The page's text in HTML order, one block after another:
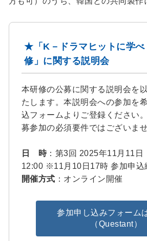
★「K－ドラマヒットに学べ
修」に関する説明会
本研修の公募に関する説明会を
たします。本説明会への参加を
込フォームよりご登録ください
募参加の必須要件ではございませ
日 時：第3回 2025年11月11日
12:00 ※11月10日17時 参加申込
開催方式 ：オンライン開催
参加申し込みフォーム
（Questant）